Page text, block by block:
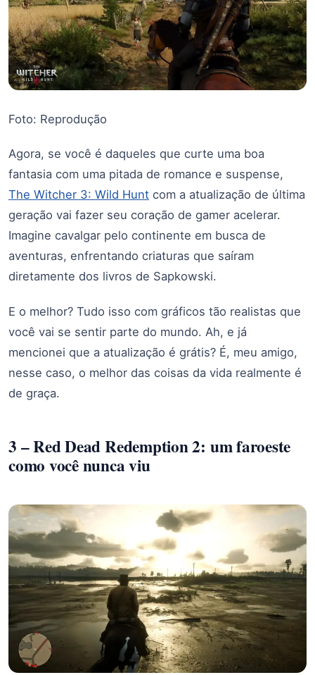
Foto: Reprodução
Agora, se você é daqueles que curte uma boa
fantasia com uma pitada de romance e suspense,
The Witcher 3: Wild Hunt com a atualização de última
geração vai fazer seu coração de gamer acelerar.
Imagine cavalgar pelo continente em busca de
aventuras, enfrentando criaturas que saíram
diretamente dos livros de Sapkowski.
E o melhor? Tudo isso com gráficos tão realistas que
você vai se sentir parte do mundo. Ah, e já
mencionei que a atualização é grátis? É, meu amigo,
nesse caso, o melhor das coisas da vida realmente é
de graça.
3 – Red Dead Redemption 2: um faroeste
como você nunca viu